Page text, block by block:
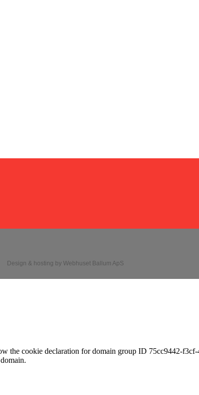
Design & hosting by Webhuset Ballum ApS
cookie declaration for domain group ID 75cc9442-f3cf-